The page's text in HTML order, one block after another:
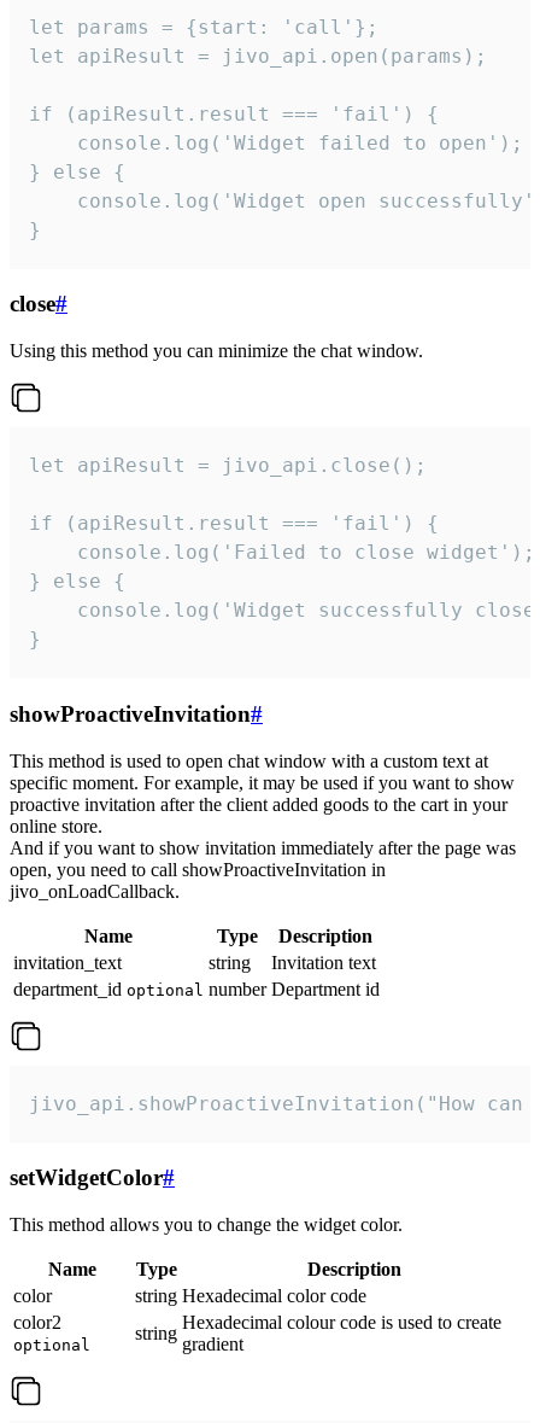
let params = {start: 'call'};
let apiResult = jivo_api.open(params);
if (apiResult.result === 'fail') {
    console.log('Widget failed to open');
} else {
console.log('Widget open
}
close#
Using this method you can minimize the chat window.
let apiResult = jivo_api.close();
if (apiResult.result === 'fail') {
    console.log('Failed to close widget');
} else {
console.log('Widget successfully
}
showProactiveInvitation#
This method is used to open chat window with a custom text at
specific moment. For example, it may be used if you want to show
proactive invitation after the client added goods to the cart in your
online store.
And if you want to show invitation immediately after the page was
open, you need to call showProactiveInvitation in
jivo_onLoadCallback.
Name Type
Description
invitation_text
string
Invitation text
department_id optional number Department id
jivo_api.showProactiveInvitation("How
setWidgetColor#
This method allows you to change the widget color.
Name Type
Description
color
string Hexadecimal color code
color2
optional
string
Hexadecimal colour code is used to create
gradient